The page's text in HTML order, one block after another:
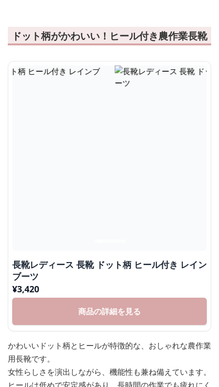
ドット柄がかわいい！ヒール付き農作業長靴
長靴レディース 長靴 ドット柄 ヒール付き レイン
ブーツ
¥3,420
商品の詳細を見る
かわいいドット柄とヒールが特徴的な、おしゃれな農作業
用長靴です。
女性らしさを演出しながら、機能性も兼ね備えています。